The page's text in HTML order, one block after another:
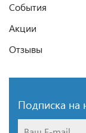
События
Акции
Отзывы
Подписка на